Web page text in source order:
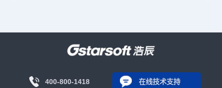
400-800-1418 在线技术支持